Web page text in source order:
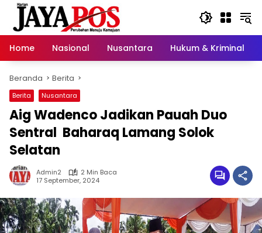
Langsung
konten
Home
Nasional Nusantara Hukum & Kriminal
Beranda Berita
Berita Nusantara
Aig Wadenco Jadikan Pauah Duo
Sentral Baharaq Lamang Solok
Selatan
Admin2
2 Min Baca
17 September, 2024